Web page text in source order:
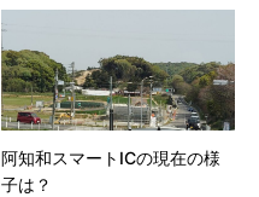
阿知和スマートICの現在の様
子は？